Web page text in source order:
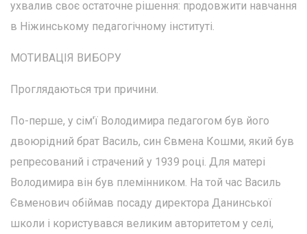
ухвалив своє остаточне рішення: продовжити навчання
в Ніжинському педагогічному інституті.
МОТИВАЦІЯ ВИБОРУ
Проглядаються три причини.
По-перше, у сім'ї Володимира педагогом був його
двоюрідний брат Василь, син Євмена Кошми, який був
репресований і страчений у 1939 році. Для матері
Володимира він був племінником. На той час Василь
Євменович обіймав посаду директора Данинської
школи і користувався великим авторитетом у селі,